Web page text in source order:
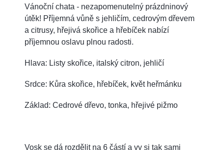
Vánoční chata - nezapomenutelný prázdninový
útěk! Příjemná vůně s jehličím, cedrovým dřevem
a citrusy, hřejivá skořice a hřebíček nabízí
příjemnou oslavu plnou radosti.
Hlava: Listy skořice, italský citron, jehličí
Srdce: Kůra skořice, hřebíček, květ heřmánku
Základ: Cedrové dřevo, tonka, hřejivé pižmo
Vosk se dá rozdělit na 6 částí a vy si tak sami